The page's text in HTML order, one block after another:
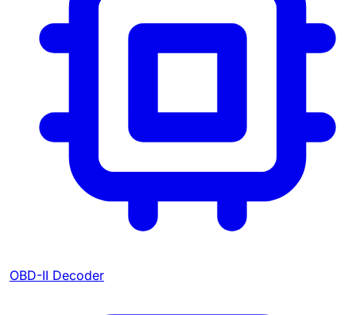
OBD-II Decoder